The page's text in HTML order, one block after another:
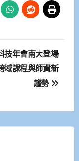
技年會南大登場
域課程與師資新
趨勢